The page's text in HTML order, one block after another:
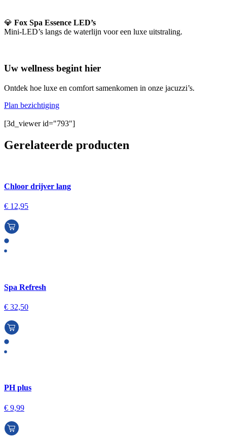
💎 Fox Spa Essence LED’s
Mini-LED’s langs de waterlijn voor een luxe uitstraling.
Uw wellness begint hier
Ontdek hoe luxe en comfort samenkomen in onze jacuzzi’s.
Plan bezichtiging
[3d_viewer id="793"]
Gerelateerde producten
Chloor drijver lang
€ 12,95
Spa Refresh
€ 32,50
PH plus
€ 9,99